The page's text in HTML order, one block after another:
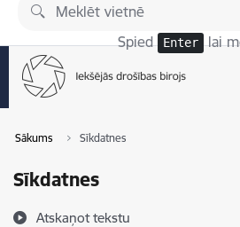
Pāriet uz lapas saturu
Spied Enter lai
Sākums Sīkdatnes
Sīkdatnes
Atskaņot tekstu